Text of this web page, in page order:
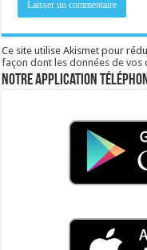
Ce site utilise Akismet pour
façon dont les données de vos
Notre application